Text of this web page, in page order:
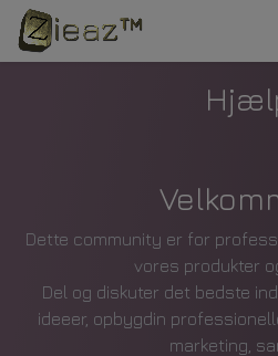
Dette community er for
vores produkter
Del og diskuter det bedste
ideeer, opbygdin
marketing,